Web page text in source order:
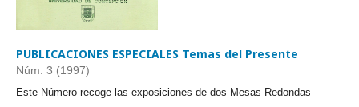
PUBLICACIONES ESPECIALES Temas del Presente
Núm. 3 (1997)
Este Número recoge las exposiciones de dos Mesas Redondas